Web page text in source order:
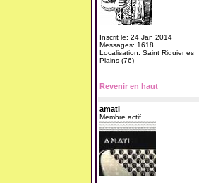
Inscrit le: 24 Jan 2014
Messages: 1618
Localisation: Saint Riquier es
Plains (76)
Revenir en haut
amati
Membre actif